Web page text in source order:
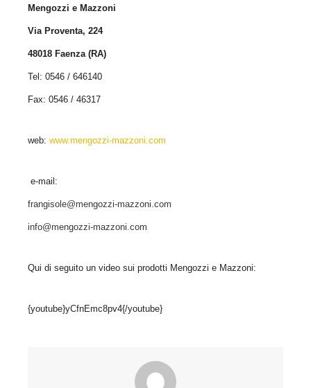
Mengozzi e Mazzoni
Via Proventa, 224
48018 Faenza (RA)
Tel: 0546 / 646140
Fax: 0546 / 46317
web: www.mengozzi-mazzoni.com
e-mail:
frangisole@mengozzi-mazzoni.com
info@mengozzi-mazzoni.com
Qui di seguito un video sui prodotti Mengozzi e Mazzoni:
{youtube}yCfnEmc8pv4{/youtube}